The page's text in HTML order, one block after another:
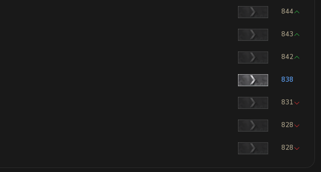
844
843
842
838
831
828
828